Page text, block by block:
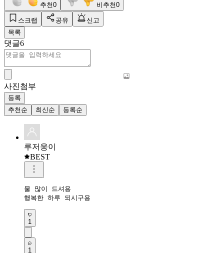
추천0 비추천0
스크랩 공유
신고
목록
댓글6
사진첨부
등록
추천순
최신순 등록순
루저웅이
BEST
물 많이 드셔용
행복한 하루 되시구용
1
1